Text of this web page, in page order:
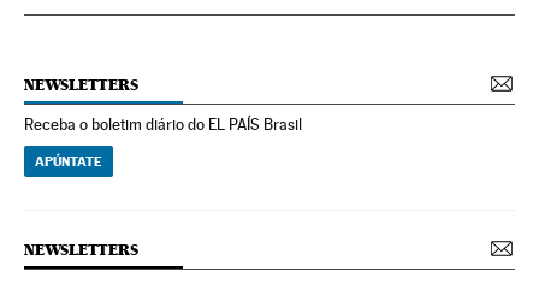
NEWSLETTERS
Receba o boletim diário do EL PAÍS Brasil
APÚNTATE
NEWSLETTERS